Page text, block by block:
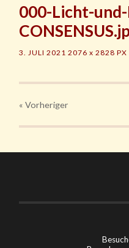
000-Licht-
3. JULI 2021 2076x 2828 PX
« Vorheriger